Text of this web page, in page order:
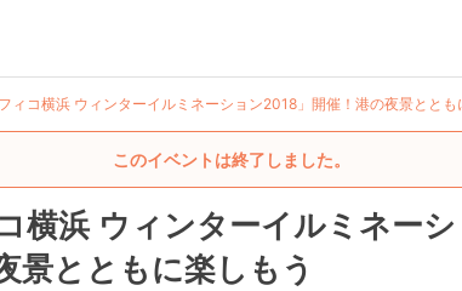
フィコ横浜 ウィンターイルミネーション2018」開催！港の夜景ととも
このイベントは終了しました。
横浜 ウィンターイルミネーシ
景とともに楽しもう